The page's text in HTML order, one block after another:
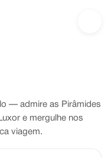
— admire as Pirâmides
e mergulhe nos
viagem.